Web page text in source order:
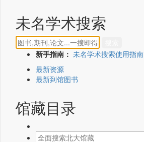
未名学术搜索
新手指南： 未名学术搜索使用指南
最新资源
最新到馆图书
馆藏目录